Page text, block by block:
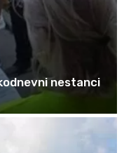
nestanci